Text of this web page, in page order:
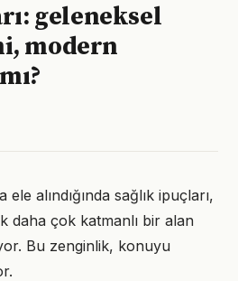
geleneksel
modern
alındığında sağlık ipuçları,
daha çok katmanlı bir alan
Bu zenginlik, konuyu